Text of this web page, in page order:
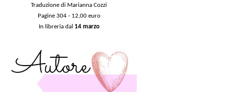
Traduzione di Marianna Cozzi
Pagine 304 - 12,00 euro
In libreria dal 14 marzo